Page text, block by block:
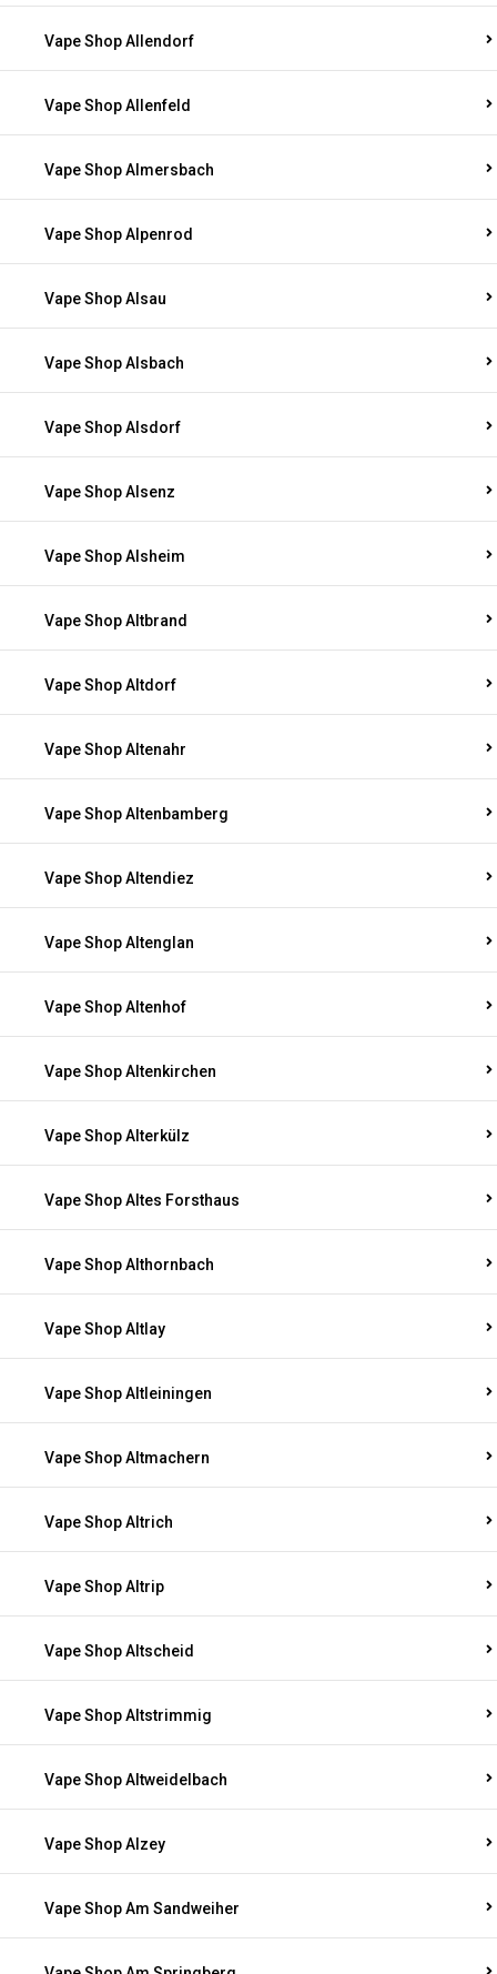
Vape Shop Allendorf
Vape Shop Allenfeld
Vape Shop Almersbach
Vape Shop Alpenrod
Vape Shop Alsau
Vape Shop Alsbach
Vape Shop Alsdorf
Vape Shop Alsenz
Vape Shop Alsheim
Vape Shop Altbrand
Vape Shop Altdorf
Vape Shop Altenahr
Vape Shop Altenbamberg
Vape Shop Altendiez
Vape Shop Altenglan
Vape Shop Altenhof
Vape Shop Altenkirchen
Vape Shop Alterkülz
Vape Shop Altes Forsthaus
Vape Shop Althornbach
Vape Shop Altlay
Vape Shop Altleiningen
Vape Shop Altmachern
Vape Shop Altrich
Vape Shop Altrip
Vape Shop Altscheid
Vape Shop Altstrimmig
Vape Shop Altweidelbach
Vape Shop Alzey
Vape Shop Am Sandweiher